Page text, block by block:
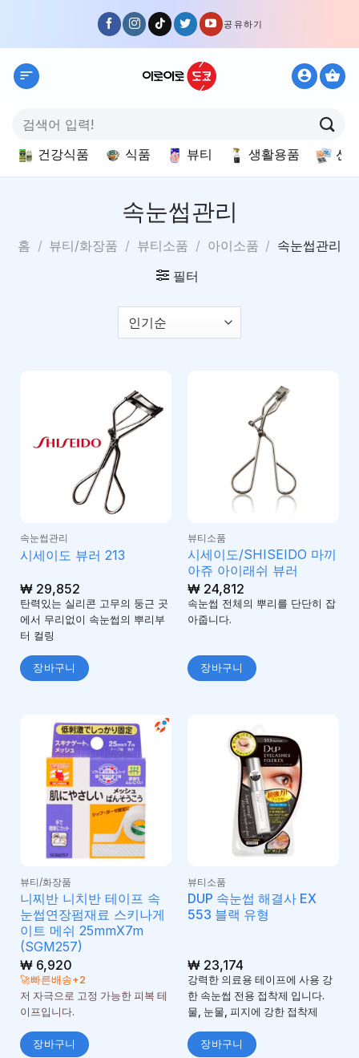
content
공유하기
색:
건강식품 식품 뷰티 생활용품 선
속눈썹관리
홈 / 뷰티/화장품 / 뷰티소품 / 아이소품 / 속눈썹관리
필터
속눈썹관리
시세이도 뷰러 213
₩29,852
탄력있는 실리콘 고무의 둥근 곳
에서 무리없이 속눈썹의 뿌리부
터 컬링
장바구니
뷰티소품
시세이도/SHISEIDO 마끼
아쥬 아이래쉬 뷰러
₩24,812
속눈썹 전체의 뿌리를 단단히 잡
아줍니다.
장바구니
뷰티/화장품
니찌반 니치반 테이프 속
눈썹연장펌재료 스키나게
이트 메쉬 25mmX7m
(SGM257)
₩6,920
🚀빠른배송+2
저 자극으로 고정 가능한 피복 테
이프입니다.
장바구니
뷰티소품
DUP 속눈썹 해결사 EX
553 블랙 유형
₩23,174
강력한 의료용 테이프에 사용 강
한 속눈썹 전용 접착제 입니다.
물, 눈물, 피지에 강한 접착제
장바구니